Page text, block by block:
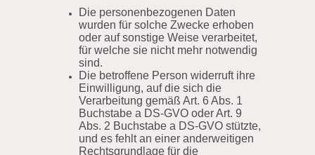
Die personenbezogenen Daten
wurden für solche Zwecke erhoben
oder auf sonstige Weise verarbeitet,
für welche sie nicht mehr notwendig
sind.
Die betroffene Person widerruft ihre
Einwilligung, auf die sich die
Verarbeitung gemäß Art. 6 Abs. 1
Buchstabe a DS-GVO oder Art. 9
Abs. 2 Buchstabe a DS-GVO stützte,
und es fehlt an einer anderweitigen
Rechtsgrundlage für die